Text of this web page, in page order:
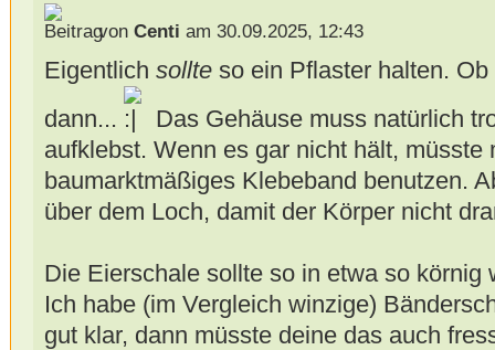
von Centi am 30.09.2025, 12:43
Eigentlich sollte so ein Pflaster halten.
dann...
Das Gehäuse muss natürlich
aufklebst. Wenn es gar nicht hält, müsste
baumarktmäßiges Klebeband benutzen.
über dem Loch, damit der Körper nicht
Die Eierschale sollte so in etwa so körnig
Ich habe (im Vergleich winzige)
gut klar, dann müsste deine das auch